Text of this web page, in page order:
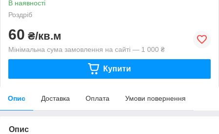
В наявності
Роздріб
60 ₴/кв.м
Мінімальна сума замовлення на сайті — 1 000 ₴
Купити
Опис Доставка Оплата Умови повернення
Опис